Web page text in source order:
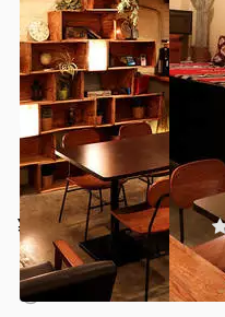
¥6050 〜 ¥8250
代々木公園駅 徒歩20分東
1時間〜